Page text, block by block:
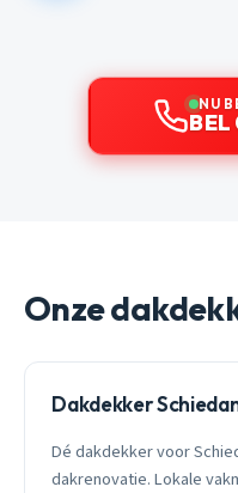
NU
BEL
Onze
Dakdekker
Dé dakdekker voor
dakrenovatie. Lokale